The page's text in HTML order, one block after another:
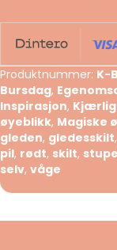
antall
Produktnummer: K-
Bursdag,
Inspirasjon,
øyeblikk, Magiske
gleden, gledesskilt,
pil, rødt, skilt,
selv, våge